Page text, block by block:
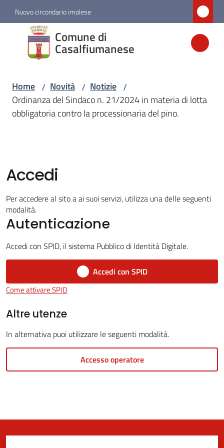
Vai al contenuto
Vai alla navigazione
Vai al footer
Nuovo circondario imolese
Comune di
Casalfiumanese
Comune di
Casalfiumanese
Amministrazione
Novità
Casalfiumanese
on-
gli
Home / Novità / Notizie /
Ordinanza del Sindaco n. 21/2024 in materia di lotta
obbligatoria contro la processionaria del pino.
Accedi
Per accedere al sito a ai suoi servizi, utilizza una delle seguenti
modalità.
Autenticazione
Accedi con SPID, il sistema Pubblico di Identità Digitale.
Accedi con SPID
Come attivare SPID
Altre utenze
In alternativa puoi utilizzare le seguenti modalità.
Accesso operatore